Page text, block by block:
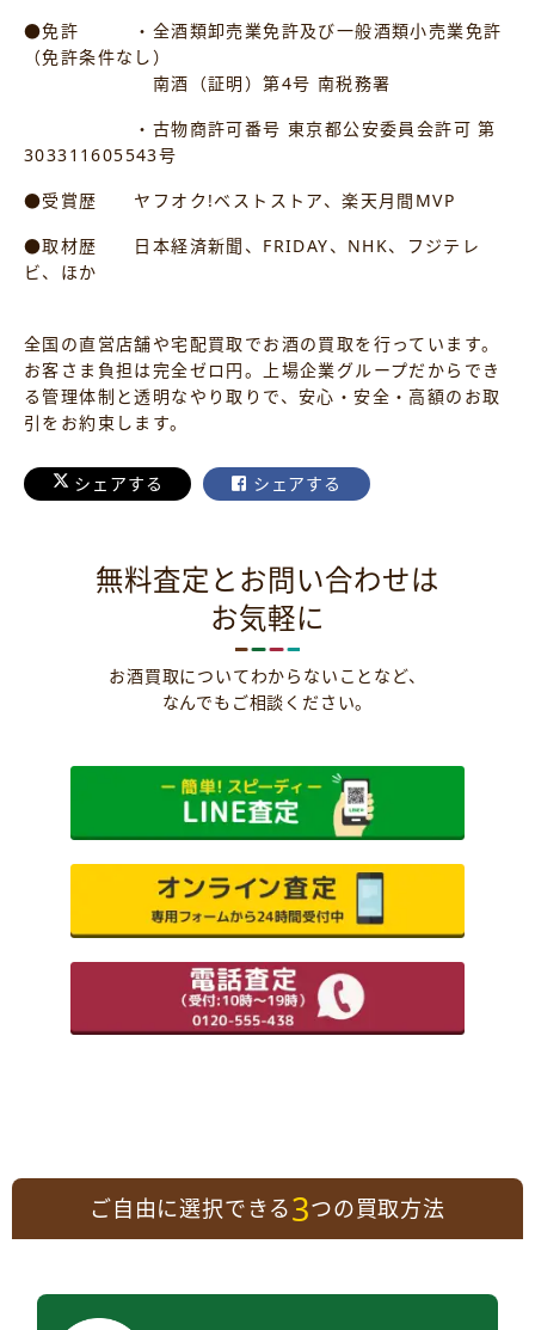
●免許 ・全酒類卸売業免許及び一般酒類小売業免許
（免許条件なし）
南酒（証明）第4号 南税務署
・古物商許可番号 東京都公安委員会許可 第
303311605543号
●受賞歴 ヤフオク!ベストストア、楽天月間MVP
●取材歴 日本経済新聞、FRIDAY、NHK、フジテレ
ビ、ほか
全国の直営店舗や宅配買取でお酒の買取を行っています。
お客さま負担は完全ゼロ円。上場企業グループだからでき
る管理体制と透明なやり取りで、安心・安全・高額のお取
引をお約束します。
シェアする シェアする
無料査定とお問い合わせは
お気軽に
お酒買取についてわからないことなど、
なんでもご相談ください。
ご自由に選択できる3つの買取方法